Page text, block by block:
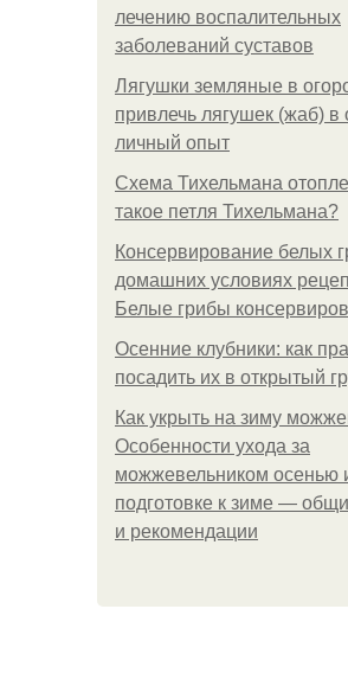
лечению воспалительных
заболеваний суставов
Лягушки земляные в
привлечь лягушек (жаб) в
личный опыт
Схема Тихельмана
такое петля Тихельмана?
Консервирование белых
домашних условиях
Белые грибы
Осенние клубники: как
посадить их в открытый
Как укрыть на зиму
Особенности ухода за
можжевельником осенью
подготовке к зиме —
и рекомендации